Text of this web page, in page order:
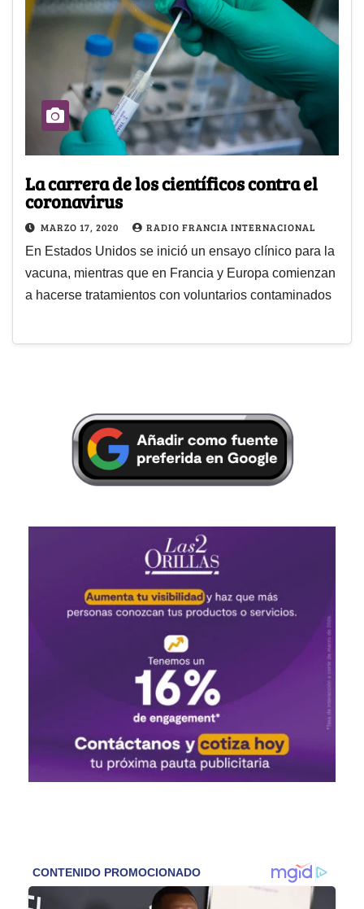
La carrera de los científicos contra el
coronavirus
MARZO 17, 2020 RADIO FRANCIA INTERNACIONAL
En Estados Unidos se inició un ensayo clínico para la
vacuna, mientras que en Francia y Europa comienzan
a hacerse tratamientos con voluntarios contaminados